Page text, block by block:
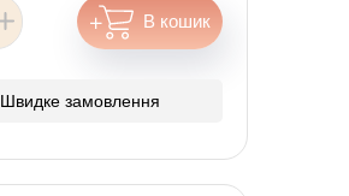
Швидке замовлення